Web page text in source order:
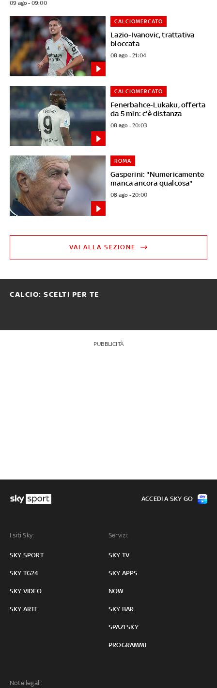
09 ago - 09:00
Lazio-Ivanovic, trattativa
bloccata
CALCIOMERCATO
08 ago - 21:04
Fenerbahce-Lukaku, offerta
da 5 mln: c'è distanza
CALCIOMERCATO
08 ago - 20:03
Gasperini: "Numericamente
manca ancora qualcosa"
ROMA
08 ago - 20:00
VAI ALLA SEZIONE
CALCIO: SCELTI PER TE
PUBBLICITÀ
I siti Sky:
SKY SPORT
SKY TG24
SKY VIDEO
SKY ARTE
Servizi:
SKY TV
SKY APPS
NOW
SKY BAR
SPAZI SKY
PROGRAMMI
Note legali:
ACCEDI A SKY GO